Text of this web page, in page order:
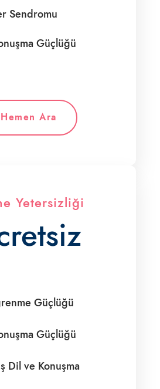
Sendromu
Güçlüğü
Hemen Ara
Yetersizliği
Güçlüğü
Güçlüğü
Dil ve Konuşma